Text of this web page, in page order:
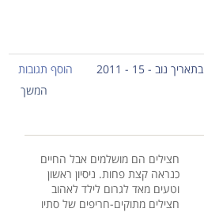
בתאריך נוב - 15 - 2011
הוסף תגובות
המשך
חצילים הם מושלמים אבל החיים
כנראה קצת פחות. ניסיון ראשון
וטעים מאד לגרום לילד לאהוב
חצילים מתוקים-חריפים של סתיו